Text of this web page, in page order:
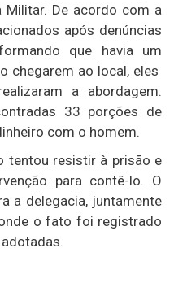
Militar. De acordo com a
após denúncias
que havia um
chegarem ao local, eles
a abordagem.
33 porções de
com o homem.
tentou resistir à prisão e
para contê-lo. O
a delegacia, juntamente
o fato foi registrado